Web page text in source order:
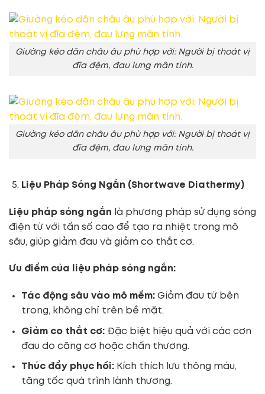
Giường kéo dãn châu âu phù hợp với: Người bị thoát vị
đĩa đệm, đau lưng mãn tính.
Giường kéo dãn châu âu phù hợp với: Người bị thoát vị
đĩa đệm, đau lưng mãn tính.
Liệu Pháp Sóng Ngắn (Shortwave Diathermy)
Liệu pháp sóng ngắn là phương pháp sử dụng sóng
điện từ với tần số cao để tạo ra nhiệt trong mô
sâu, giúp giảm đau và giảm co thắt cơ.
Ưu điểm của liệu pháp sóng ngắn:
Tác động sâu vào mô mềm:Giảm đau từ bên
trong, không chỉ trên bề mặt.
Giảm co thắt cơ:Đặc biệt hiệu quả với các cơn
đau do căng cơ hoặc chấn thương.
Thúc đẩy phục hồi:Kích thích lưu thông máu,
tăng tốc quá trình lành thương.